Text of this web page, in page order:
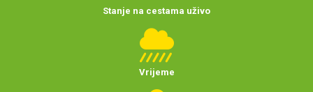
Stanje na cestama uživo
Vrijeme